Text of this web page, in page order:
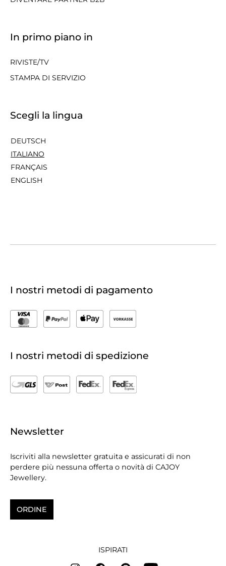
In primo piano in
RIVISTE/TV
STAMPA DI SERVIZIO
Scegli la lingua
DEUTSCH
ITALIANO
FRANÇAIS
ENGLISH
I nostri metodi di pagamento
I nostri metodi di spedizione
Newsletter
Iscriviti alla newsletter gratuita e assicurati di non
perdere più nessuna offerta o novità di CAJOY
Jewellery.
ORDINE
ISPIRATI